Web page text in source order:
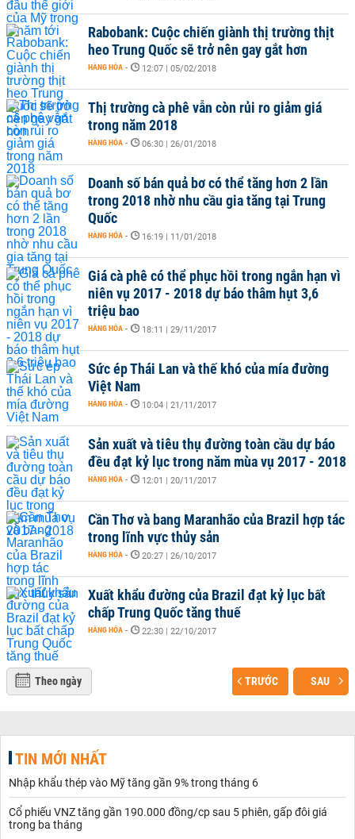
Rabobank: Cuộc chiến giành thị trường thịt
heo Trung Quốc sẽ trở nên gay gắt hơn
HÀNG HÓA - 12:07 | 05/02/2018
Thị trường cà phê vẫn còn rủi ro giảm giá
trong năm 2018
HÀNG HÓA - 06:30 | 26/01/2018
Doanh số bán quả bơ có thể tăng hơn 2 lần
trong 2018 nhờ nhu cầu gia tăng tại Trung
Quốc
HÀNG HÓA - 16:19 | 11/01/2018
Giá cà phê có thể phục hồi trong ngắn hạn vì
niên vụ 2017 - 2018 dự báo thâm hụt 3,6
triệu bao
HÀNG HÓA - 18:11 | 29/11/2017
Sức ép Thái Lan và thế khó của mía đường
Việt Nam
HÀNG HÓA - 10:04 | 21/11/2017
Sản xuất và tiêu thụ đường toàn cầu dự báo
đều đạt kỷ lục trong năm mùa vụ 2017 - 2018
HÀNG HÓA - 12:01 | 20/11/2017
Cần Thơ và bang Maranhão của Brazil hợp tác
trong lĩnh vực thủy sản
HÀNG HÓA - 20:27 | 26/10/2017
Xuất khẩu đường của Brazil đạt kỷ lục bất
chấp Trung Quốc tăng thuế
HÀNG HÓA - 22:30 | 22/10/2017
Theo ngày TRƯỚC SAU
TIN MỚI NHẤT
Nhập khẩu thép vào Mỹ tăng gần 9% trong tháng 6
Cổ phiếu VNZ tăng gần 190.000 đồng/cp sau 5 phiên, gấp đôi giá
trong ba tháng